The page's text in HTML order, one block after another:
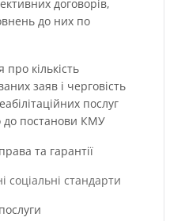
договорів,
до них по
про кількість
заяв і черговість
послуг
до постанови КМУ
та гарантії
соціальні стандарти